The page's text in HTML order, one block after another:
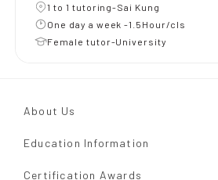
1 to 1 tutoring-Sai Kung
One day a week -1.5Hour/cls
Female tutor-University
About Us
Education Information
Certification Awards